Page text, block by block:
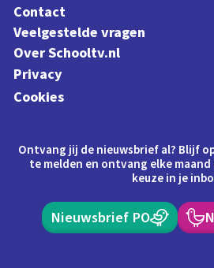
Contact
Veelgestelde vragen
Over Schooltv.nl
Privacy
Cookies
Ontvang jij de nieuwsbrief al? Blijf
te melden en ontvang elke
keuze in je
Nieuwsbrief PO